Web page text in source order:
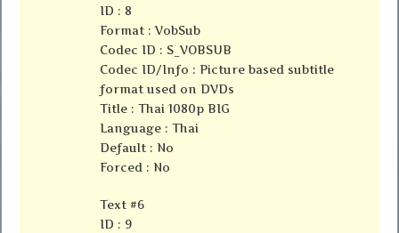
ID : 8
Format : VobSub
Codec ID : S_VOBSUB
Codec ID/Info : Picture based subtitle
format used on DVDs
Title : Thai 1080p BIG
Language : Thai
Default : No
Forced : No
Text #6
ID : 9